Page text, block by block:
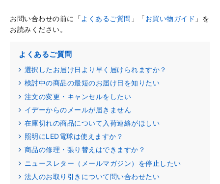
お問い合わせの前に「よくあるご質問 」「お買い物ガイド 」を
お読みください。
よくあるご質問
選択したお届け日より早く届けられますか？
検討中の商品の最短のお届け日を知りたい
注文の変更・キャンセルをしたい
イデーからのメールが届きません
在庫切れの商品について入荷連絡がほしい
照明にLED電球は使えますか？
商品の修理・張り替えはできますか？
ニュースレター（メールマガジン）を停止したい
法人のお取り引きについて問い合わせたい